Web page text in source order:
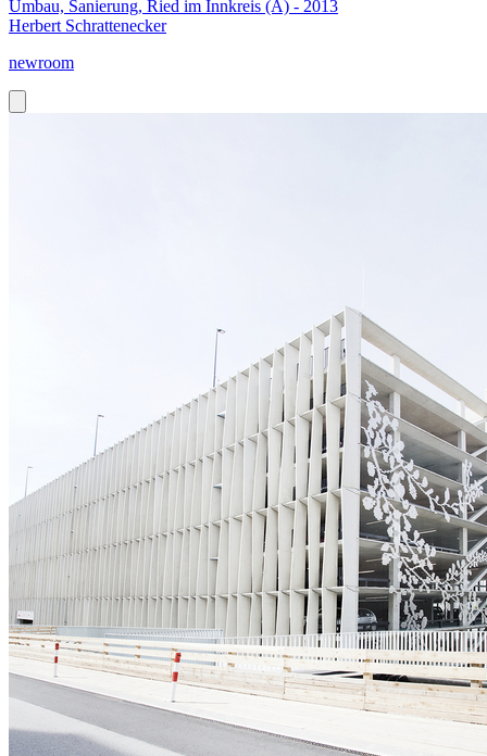
Umbau, Sanierung, Ried im Innkreis (A) - 2013
Herbert Schrattenecker
newroom